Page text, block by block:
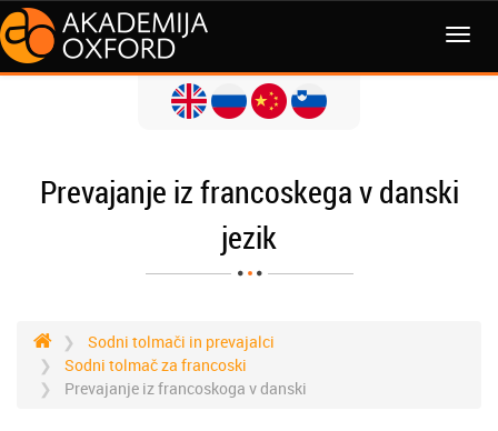
MENI
Prevajanje iz francoskega v danski
jezik
Sodni tolmači in prevajalci
Sodni tolmač za francoski
Prevajanje iz francoskoga v danski